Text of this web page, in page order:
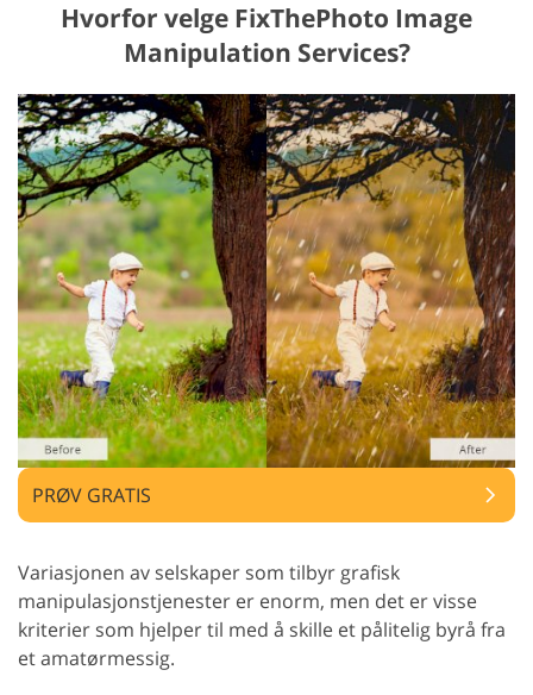
Hvorfor velge FixThePhoto Image
Manipulation Services?
PRØV GRATIS
Variasjonen av selskaper som tilbyr grafisk
manipulasjonstjenester er enorm, men det er visse
kriterier som hjelper til med å skille et pålitelig byrå fra
et amatørmessig.